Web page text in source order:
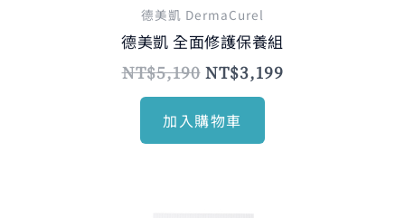
德美凱 DermaCurel
德美凱 全面修護保養組
NT$5,190 NT$3,199
加入購物車